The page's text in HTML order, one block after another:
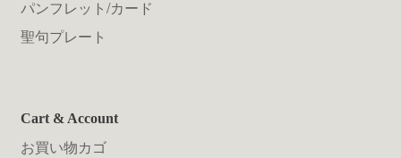
パンフレット/カード
聖句プレート
Cart & Account
お買い物カゴ